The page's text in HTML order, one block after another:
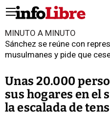
MINUTO A MINUTO
Sánchez se reúne con
musulmanes y pide que
Unas 20.000
sus hogares en el
la escalada de